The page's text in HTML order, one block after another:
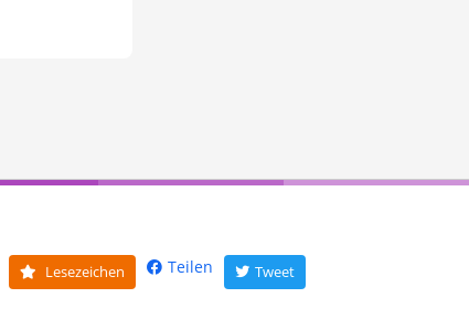
Lesezeichen Teilen Tweet